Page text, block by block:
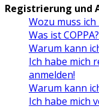
Registrierung und
Wozu muss
Was ist COPPA?
Warum kann
Ich habe mich
anmelden!
Warum kann
Ich habe mich